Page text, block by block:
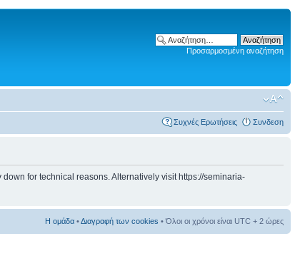
Προσαρμοσμένη αναζήτηση
Συχνές Ερωτήσεις Συνδεση
down for technical reasons. Alternatively visit https://seminaria-
Η ομάδα •Διαγραφή των cookies • Όλοι οι χρόνοι είναι UTC + 2 ώρες